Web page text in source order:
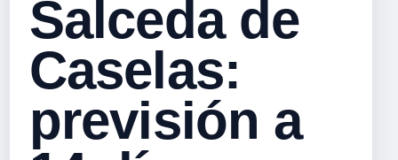
Salceda de
Caselas:
previsión a